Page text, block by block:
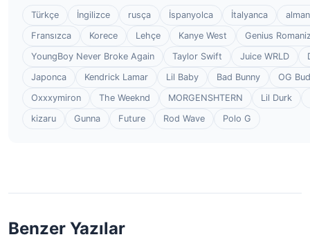
Türkçe İngilizce rusça İspanyolca İtalyanca
Fransızca
Korece Lehçe Kanye West
Genius
YoungBoy Never Broke Again
Taylor Swift Juice WRLD
Japonca
Kendrick Lamar Lil Baby Bad Bunny
OG
Oxxxymiron
The Weeknd MORGENSHTERN
Lil Durk
kizaru
Gunna Future Rod Wave Polo G
Benzer Yazılar